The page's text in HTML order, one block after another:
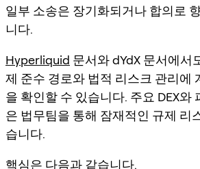
일부 소송은 장기화되거나 합의로
니다.
Hyperliquid 문서와 dYdX 문서에서
제 준수 경로와 법적 리스크 관리에
을 확인할 수 있습니다. 주요 DEX와
은 법무팀을 통해 잠재적인 규제 리
습니다.
핵심은 다음과 같습니다.